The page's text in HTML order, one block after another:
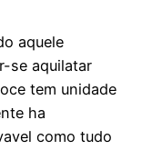
aquele
se aquilatar
tem unidade
ha
como tudo